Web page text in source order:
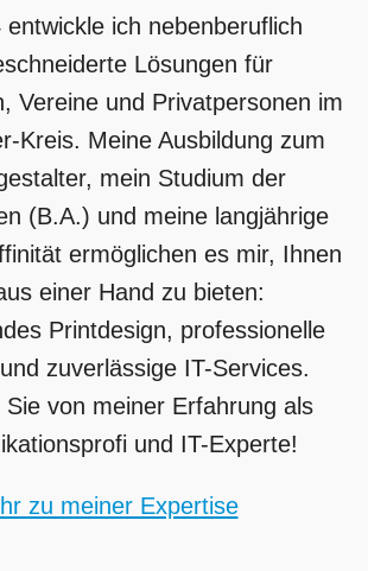
entwickle ich nebenberuflich
Lösungen für
Vereine und Privatpersonen im
Kreis. Meine Ausbildung zum
mein Studium der
(B.A.) und meine langjährige
ermöglichen es mir, Ihnen
einer Hand zu bieten:
Printdesign, professionelle
zuverlässige IT-Services.
Sie von meiner Erfahrung als
und IT-Experte!
zu meiner Expertise